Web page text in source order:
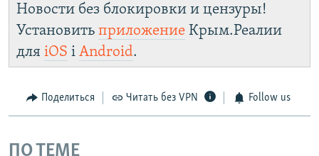
Новости без блокировки и цензуры!
Установить приложение Крым.Реалии
для iOS і Android.
Поделиться Читать без VPN Follow us
ПО ТЕМЕ